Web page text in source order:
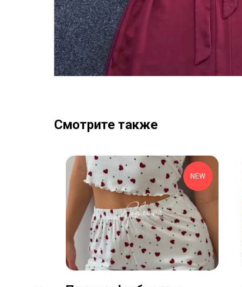
Смотрите также
NEW